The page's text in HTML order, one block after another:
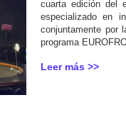
cuarta edición del
especializado en
conjuntamente por
programa
Leer más >>